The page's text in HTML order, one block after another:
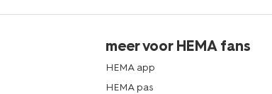
meer voor HEMA fans
HEMA app
HEMA pas